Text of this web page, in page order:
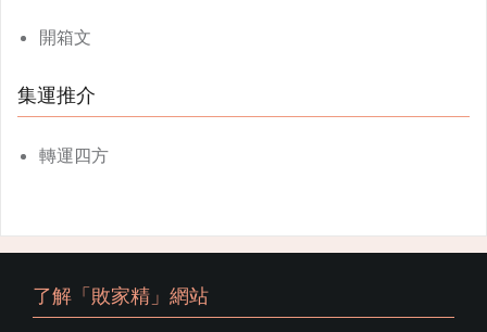
開箱文
集運推介
轉運四方
了解「敗家精」網站